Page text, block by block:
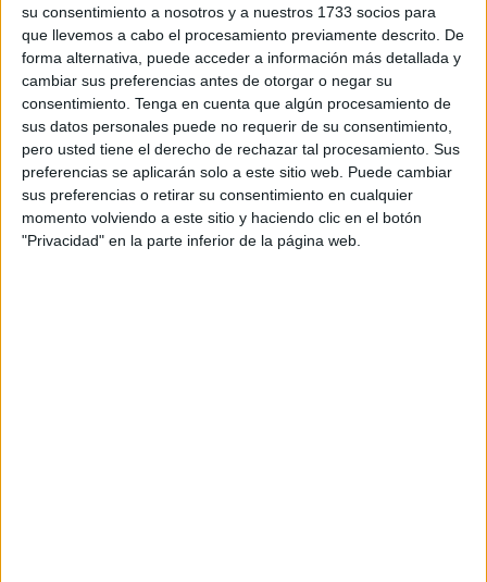
su consentimiento a nosotros y a nuestros 1733 socios para
que llevemos a cabo el procesamiento previamente descrito. De
forma alternativa, puede acceder a información más detallada y
cambiar sus preferencias antes de otorgar o negar su
consentimiento. Tenga en cuenta que algún procesamiento de
sus datos personales puede no requerir de su consentimiento,
pero usted tiene el derecho de rechazar tal procesamiento. Sus
preferencias se aplicarán solo a este sitio web. Puede cambiar
sus preferencias o retirar su consentimiento en cualquier
momento volviendo a este sitio y haciendo clic en el botón
"Privacidad" en la parte inferior de la página web.
La barriada Sidi Embarek, al límite:
“niñas violadas, casi 300 mujeres
asentadas y unos vecinos cansados”
HACE 14 MINUTOS
Entre la rutina y el miedo: así viven los
ceutíes una semana después de la crisis
HACE 40 MINUTOS
La huida en phantom de un traficante de